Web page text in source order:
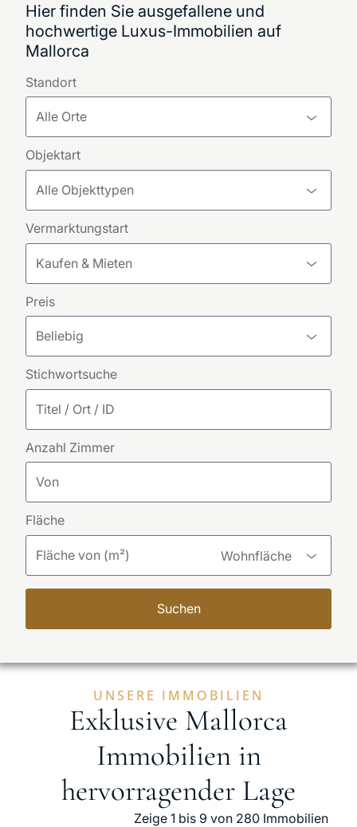
Hier finden Sie ausgefallene und
hochwertige Luxus-Immobilien auf
Mallorca
Standort
Alle Orte
Objektart
Alle Objekttypen
Vermarktungstart
Kaufen & Mieten
Preis
Beliebig
Stichwortsuche
Anzahl Zimmer
Fläche
Wohnfläche
Suchen
UNSERE IMMOBILIEN
Exklusive Mallorca
Immobilien in
hervorragender Lage
Zeige 1 bis 9 von 280 Immobilien